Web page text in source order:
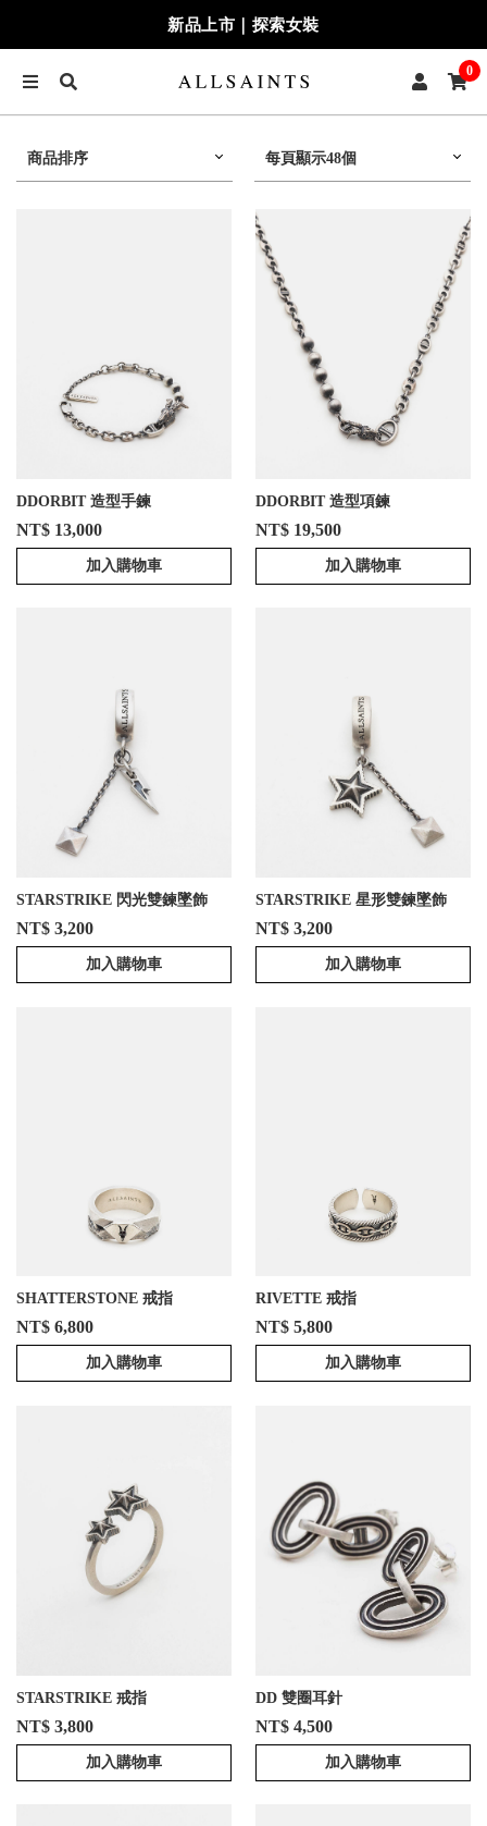
新品上市｜探索女裝
0
商品排序 每頁顯示48個
DDORBIT 造型手鍊
NT$ 13,000
加入購物車
DDORBIT 造型項鍊
NT$ 19,500
加入購物車
STARSTRIKE 閃光雙鍊墜飾
NT$ 3,200
加入購物車
STARSTRIKE 星形雙鍊墜飾
NT$ 3,200
加入購物車
SHATTERSTONE 戒指
NT$ 6,800
加入購物車
RIVETTE 戒指
NT$ 5,800
加入購物車
STARSTRIKE 戒指
NT$ 3,800
加入購物車
DD 雙圈耳針
NT$ 4,500
加入購物車